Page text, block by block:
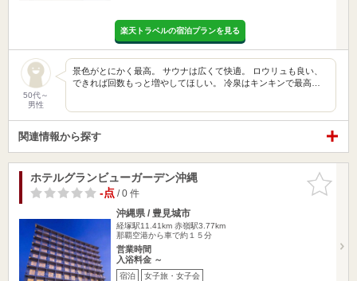
楽天トラベルの宿泊プランを見る
50代～
男性
景色がとにかく最高。 サウナは広くて快適。 ロウリュも良い、
できれば回数もっと増やしてほしい。 冷泉はキンキンで最高…
関連情報から探す
お気に入
りに追加
ホテルグランビューガーデン沖縄
-点/ 0 件
沖縄県 / 豊見城市
経塚駅11.41km 赤嶺駅3.77km
那覇空港から車で約１５分
営業時間
入浴料金 ～
宿泊 女子旅・女子会